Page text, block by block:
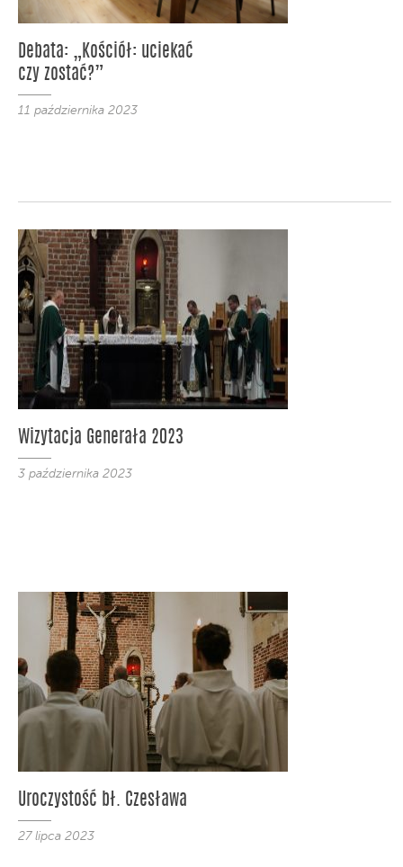
Debata: „Kościół: uciekać
czy zostać?”
11 października 2023
Wizytacja Generała 2023
3 października 2023
Uroczystość bł. Czesława
27 lipca 2023